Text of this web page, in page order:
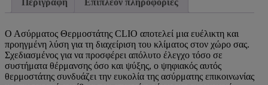
Περιγραφή Επιπλέον πληροφορίες
Ο Ασύρματος Θερμοστάτης CLIO αποτελεί μια ευέλικτη και
προηγμένη λύση για τη διαχείριση του κλίματος στον χώρο σας.
Σχεδιασμένος για να προσφέρει απόλυτο έλεγχο τόσο σε
συστήματα θέρμανσης όσο και ψύξης, ο ψηφιακός αυτός
θερμοστάτης συνδυάζει την ευκολία της ασύρματης επικοινωνίας